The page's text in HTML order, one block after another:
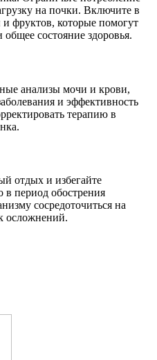
на почки. Включите в
фруктов, которые помогут
состояние здоровья.
анализы мочи и крови,
и эффективность
терапию в
отдых и избегайте
в период обострения
сосредоточиться на
осложнений.